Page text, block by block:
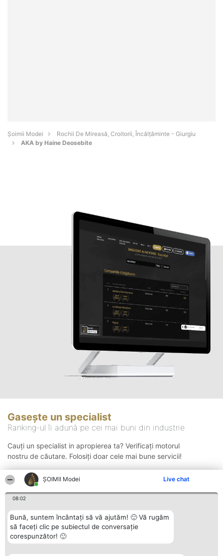
ȘOIMII Modei Live chat
08:02
Bună, suntem încântați să vă ajutăm! 🙂 Vă rugăm
să faceți clic pe subiectul de conversație
corespunzător! 🙂
Șoimii Modei
Rochii De Mireasă, Croitorii, Încălțăminte - Giurgiu
AKA by Haine Deosebite
Gasește un specialist
Ranking-ul îi adună pe cei mai buni din industrie
Cauți un specialist in apropierea ta? Verificați motorul
nostru de căutare. Folosiți doar cele mai bune servicii!